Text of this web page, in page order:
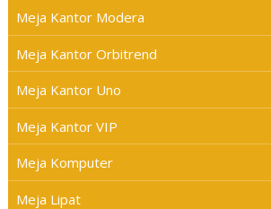
Meja Kantor Modera
Meja Kantor Orbitrend
Meja Kantor Uno
Meja Kantor VIP
Meja Komputer
Meja Lipat